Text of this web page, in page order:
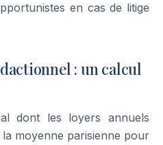
en cas de litige
: un calcul
dont les loyers annuels
moyenne parisienne pour